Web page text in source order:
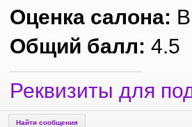
Оценка салона: B
Общий балл: 4.5
Реквизиты для
Найти сообщения